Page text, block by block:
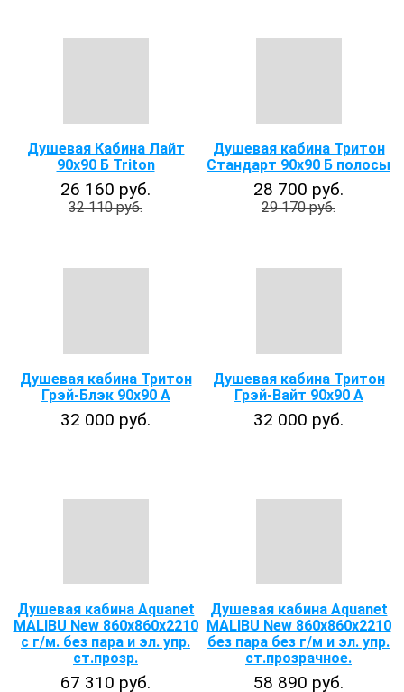
Душевая Кабина Лайт
90х90 Б Triton
26 160 руб.
32 110 руб.
Душевая кабина Тритон
Стандарт 90х90 Б полосы
28 700 руб.
29 170 руб.
Душевая кабина Тритон
Грэй-Блэк 90x90 А
32 000 руб.
Душевая кабина Тритон
Грэй-Вайт 90x90 А
32 000 руб.
Душевая кабина Aquanet
MALIBU New 860x860x2210
с г/м. без пара и эл. упр.
ст.прозр.
67 310 руб.
Душевая кабина Aquanet
MALIBU New 860x860x2210
без пара без г/м и эл. упр.
ст.прозрачное.
58 890 руб.